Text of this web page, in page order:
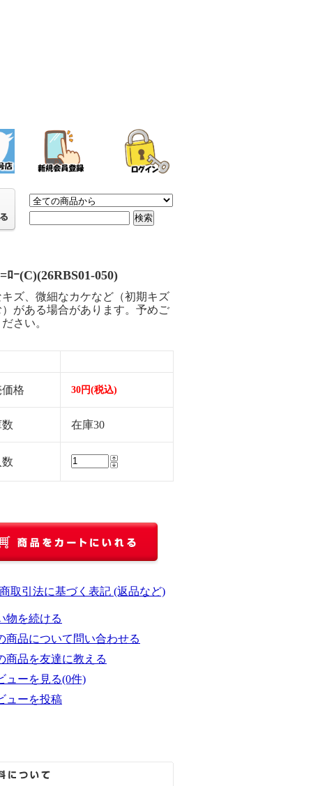
ﾛｰ(C)(26RBS01-050)
ズ、微細なカケなど（初期キズ
）がある場合があります。予めご
さい。
格 30円(税込)
在庫30
取引法に基づく表記 (返品など)
物を続ける
商品について問い合わせる
商品を友達に教える
ューを見る(0件)
ューを投稿